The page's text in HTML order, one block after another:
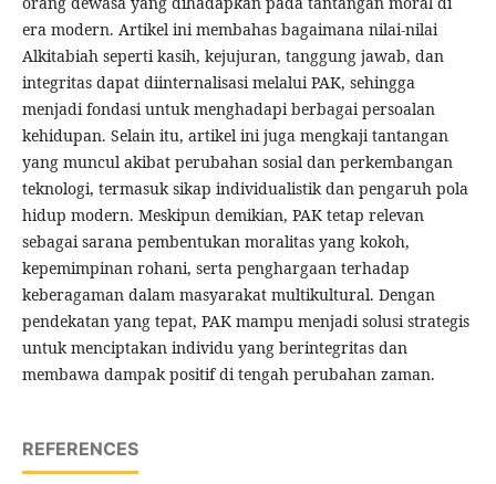
era modern. Artikel ini membahas bagaimana nilai-nilai
Alkitabiah seperti kasih, kejujuran, tanggung jawab, dan
integritas dapat diinternalisasi melalui PAK, sehingga
menjadi fondasi untuk menghadapi berbagai persoalan
kehidupan. Selain itu, artikel ini juga mengkaji tantangan
yang muncul akibat perubahan sosial dan perkembangan
teknologi, termasuk sikap individualistik dan pengaruh pola
hidup modern. Meskipun demikian, PAK tetap relevan
sebagai sarana pembentukan moralitas yang kokoh,
kepemimpinan rohani, serta penghargaan terhadap
keberagaman dalam masyarakat multikultural. Dengan
pendekatan yang tepat, PAK mampu menjadi solusi strategis
untuk menciptakan individu yang berintegritas dan
membawa dampak positif di tengah perubahan zaman.
REFERENCES